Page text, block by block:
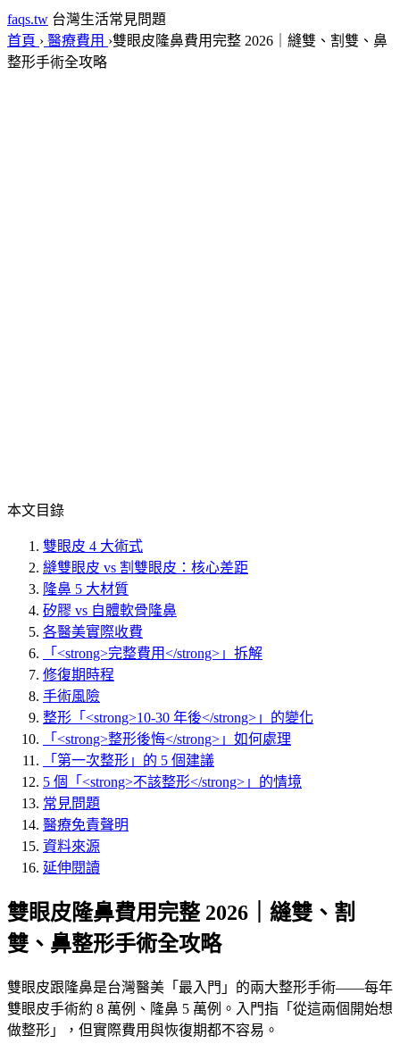
faqs.tw 台灣生活常見問題
首頁 › 醫療費用 ›雙眼皮隆鼻費用完整 2026｜縫雙、割雙、鼻
整形手術全攻略
本文目錄
雙眼皮 4 大術式
縫雙眼皮 vs 割雙眼皮：核心差距
隆鼻 5 大材質
矽膠 vs 自體軟骨隆鼻
各醫美實際收費
「<strong>完整費用</strong>」拆解
修復期時程
手術風險
整形「<strong>10-30 年後</strong>」的變化
「<strong>整形後悔</strong>」如何處理
「第一次整形」的 5 個建議
5 個「<strong>不該整形</strong>」的情境
常見問題
醫療免責聲明
資料來源
延伸閱讀
雙眼皮隆鼻費用完整 2026｜縫雙、割
雙、鼻整形手術全攻略
雙眼皮跟隆鼻是台灣醫美「 最入門 」的兩大整形手術——每年
雙眼皮手術約 8 萬例、隆鼻 5 萬例。 入門指「 從這兩個開始想
做整形 」，但實際費用與恢復期都不容易。